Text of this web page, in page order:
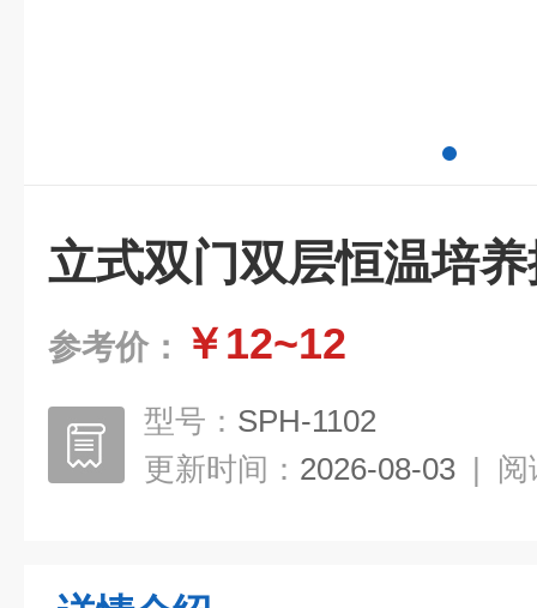
立式双门双层恒温培
参考价： ￥12~12
型号： SPH-1102
更新时间： 2026-08-03 | 阅